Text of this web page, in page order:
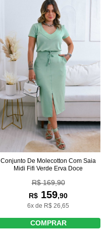
Conjunto De Molecotton Com Saia
Midi Fifi Verde Erva Doce
R$ 169,90
R$ 159,90
6x de R$ 26,65
COMPRAR